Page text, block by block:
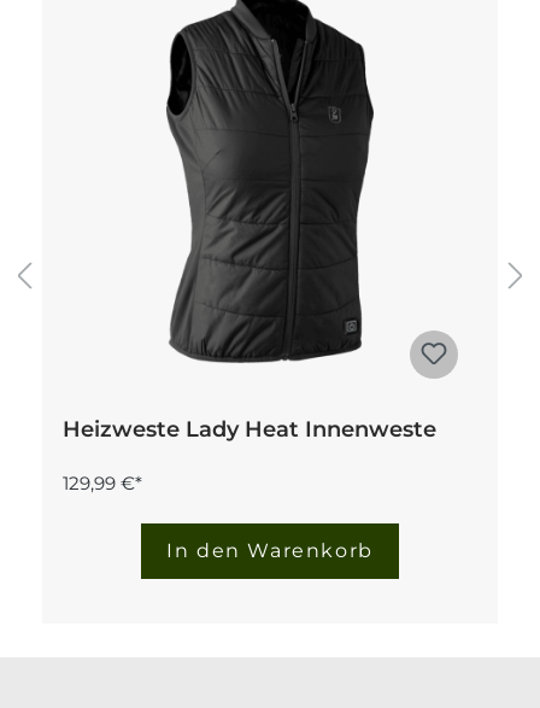
Heizweste Lady Heat Innenweste
129,99 €*
In den Warenkorb